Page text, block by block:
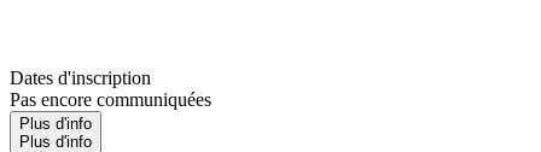
Dates d'inscription
Pas encore communiquées
Plus d'info
Plus d'info